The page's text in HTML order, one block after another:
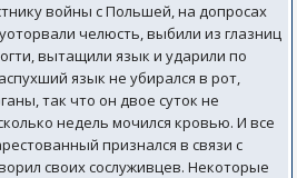
войны с Польшей, на допросах
челюсть, выбили из глазниц
вытащили язык и ударили по
язык не убирался в рот,
так что он двое суток не
недель мочился кровью. И все
признался в связи с
своих сослуживцев. Некоторые